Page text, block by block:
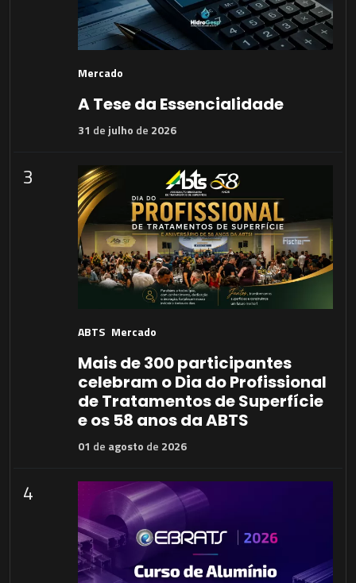
Mercado
A Tese da Essencialidade
31 de julho de 2026
3
ABTS Mercado
Mais de 300 participantes
celebram o Dia do Profissional
de Tratamentos de Superfície
e os 58 anos da ABTS
01 de agosto de 2026
4